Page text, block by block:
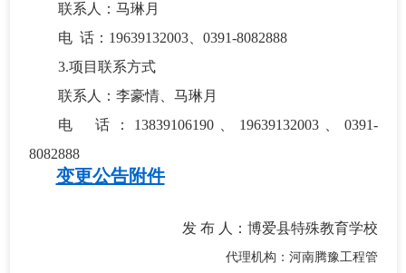
联系人： 马琳月
电 话： 19639132003、0391-8082888
3.项目联系方式
联系人： 李豪情、马琳月
电
话： 13839106190
19639132003、0391-
8082888
变更公告附件
发 布 人： 博爱县特殊教育学校
代理机构：河南腾豫工程管